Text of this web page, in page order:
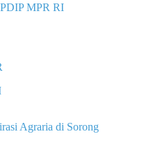
MPR RI
Agraria di Sorong